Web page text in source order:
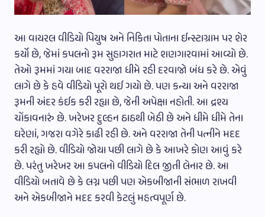
આ વાયરલ વીડિયો પિયુષ અને નિકિતા પોતાના ઈન્સ્ટાગ્રામ પર શેર
કર્યો છે, જેમાં કપલનો રૂમ સુહાગરાત માટે શણગારવામાં આવ્યો છે.
તેઓ રૂમમાં ગયા બાદ વરરાજા ધીમે રહી દરવાજો બંધ કરે છે. એવું
લાગે છે કે હવે વીડિયો પૂરો થઈ ગયો છે. પણ કન્યા અને વરરાજા
રૂમની અંદર કંઈક કરી રહ્યા છે, જેની અપેક્ષા નહોતી. આ દ્રશ્ય
ચોંકાવનારું છે. ખરેખર દુલ્હન ઠાઠથી બેઠી છે અને ધીમે ધીમે તેના
ઘરેણાં, ગજરા વગેરે કાઢી રહી છે. અને વરરાજા તેની પત્નીને મદદ
કરી રહ્યો છે. વીડિયો જોયા પછી લાગે છે કે આખરે કોણ આવું કરે
છે. પરંતુ ખરેખર આ કપલનો વીડિયો દિલ જીતી લેનાર છે. આ
વીડિયો બતાવે છે કે લગ્ન પછી પણ એકબીજાની સંભાળ રાખવી
અને એકબીજાને મદદ કરવી કેટલું મહત્વપૂર્ણ છે.